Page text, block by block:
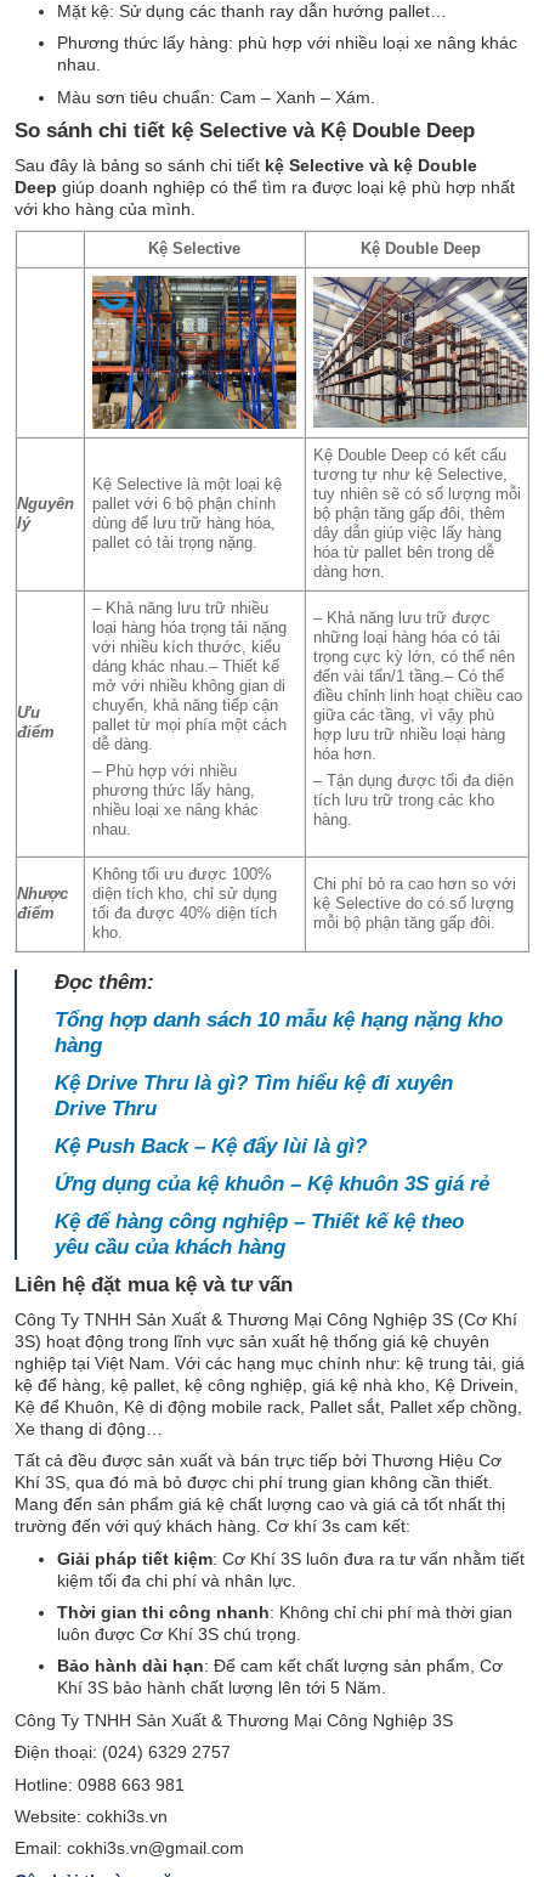
Mặt kệ: Sử dụng các thanh ray dẫn hướng pallet…
Phương thức lấy hàng: phù hợp với nhiều loại xe nâng khác
nhau.
Màu sơn tiêu chuẩn: Cam – Xanh – Xám.
So sánh chi tiết kệ Selective và Kệ Double Deep
Sau đây là bảng so sánh chi tiết kệ Selective và kệ Double
Deep giúp doanh nghiệp có thể tìm ra được loại kệ phù hợp nhất
với kho hàng của mình.
Kệ Selective Kệ Double Deep
Nguyên
lý
Kệ Selective là một loại kệ
pallet với 6 bộ phận chính
dùng để lưu trữ hàng hóa,
pallet có tải trọng nặng.
Kệ Double Deep có kết cấu
tương tự như kệ Selective,
tuy nhiên sẽ có số lượng mỗi
bộ phận tăng gấp đôi, thêm
dây dẫn giúp việc lấy hàng
hóa từ pallet bên trong dễ
dàng hơn.
Ưu
điểm
– Khả năng lưu trữ nhiều
loại hàng hóa trọng tải nặng
với nhiều kích thước, kiểu
dáng khác nhau.– Thiết kế
mở với nhiều không gian di
chuyển, khả năng tiếp cận
pallet từ mọi phía một cách
dễ dàng.
– Phù hợp với nhiều
phương thức lấy hàng,
nhiều loại xe nâng khác
nhau.
– Khả năng lưu trữ được
những loại hàng hóa có tải
trọng cực kỳ lớn, có thể nên
đến vài tấn/1 tầng.– Có thể
điều chỉnh linh hoạt chiều cao
giữa các tầng, vì vậy phù
hợp lưu trữ nhiều loại hàng
hóa hơn.
– Tận dụng được tối đa diện
tích lưu trữ trong các kho
hàng.
Nhược
điểm
Không tối ưu được 100%
diện tích kho, chỉ sử dụng
tối đa được 40% diện tích
kho.
Chi phí bỏ ra cao hơn so với
kệ Selective do có số lượng
mỗi bộ phận tăng gấp đôi.
Đọc thêm:
Tổng hợp danh sách 10 mẫu kệ hạng nặng kho
hàng
Kệ Drive Thru là gì? Tìm hiểu kệ đi xuyên
Drive Thru
Kệ Push Back – Kệ đẩy lùi là gì?
Ứng dụng của kệ khuôn – Kệ khuôn 3S giá rẻ
Kệ để hàng công nghiệp – Thiết kế kệ theo
yêu cầu của khách hàng
Liên hệ đặt mua kệ và tư vấn
Công Ty TNHH Sản Xuất & Thương Mại Công Nghiệp 3S (Cơ Khí
3S) hoạt động trong lĩnh vực sản xuất hệ thống giá kệ chuyên
nghiệp tại Việt Nam. Với các hạng mục chính như: kệ trung tải, giá
kệ để hàng, kệ pallet, kệ công nghiệp, giá kệ nhà kho, Kệ Drivein,
Kệ để Khuôn, Kệ di động mobile rack, Pallet sắt, Pallet xếp chồng,
Xe thang di động…
Tất cả đều được sản xuất và bán trực tiếp bởi Thương Hiệu Cơ
Khí 3S, qua đó mà bỏ được chi phí trung gian không cần thiết.
Mang đến sản phẩm giá kệ chất lượng cao và giá cả tốt nhất thị
trường đến với quý khách hàng. Cơ khí 3s cam kết:
Giải pháp tiết kiệm: Cơ Khí 3S luôn đưa ra tư vấn nhằm tiết
kiệm tối đa chi phí và nhân lực.
Thời gian thi công nhanh: Không chỉ chi phí mà thời gian
luôn được Cơ Khí 3S chú trọng.
Bảo hành dài hạn: Để cam kết chất lượng sản phẩm, Cơ
Khí 3S bảo hành chất lượng lên tới 5 Năm.
Công Ty TNHH Sản Xuất & Thương Mại Công Nghiệp 3S
Điện thoại: (024) 6329 2757
Hotline: 0988 663 981
Website: cokhi3s.vn
Email: cokhi3s.vn@gmail.com